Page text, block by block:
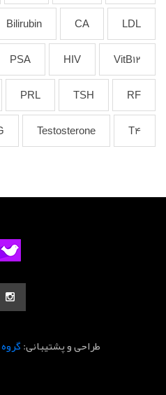
LDL
CA
Bilirubin
VitB12
HIV
PSA
RF
TSH
PRL
T4
Testosterone
طراحی و پشتیبانی: